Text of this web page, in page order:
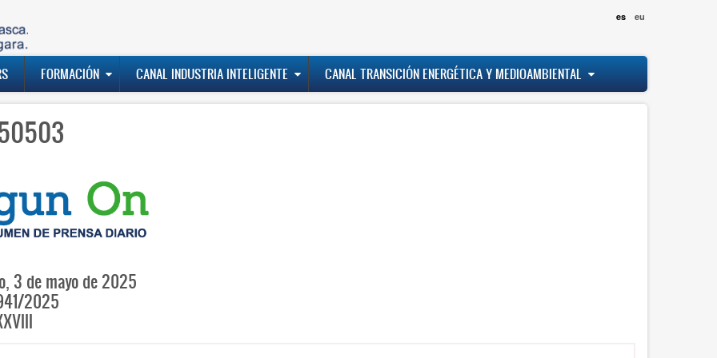
es eu
FORMACIÓN CANAL INDUSTRIA INTELIGENTE CANAL TRANSICIÓN ENERGÉTICA Y MEDIOAMBIENTAL
3 de mayo de 2025
2025